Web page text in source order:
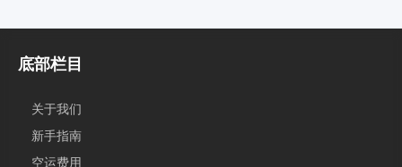
底部栏目
关于我们
新手指南
空运费用